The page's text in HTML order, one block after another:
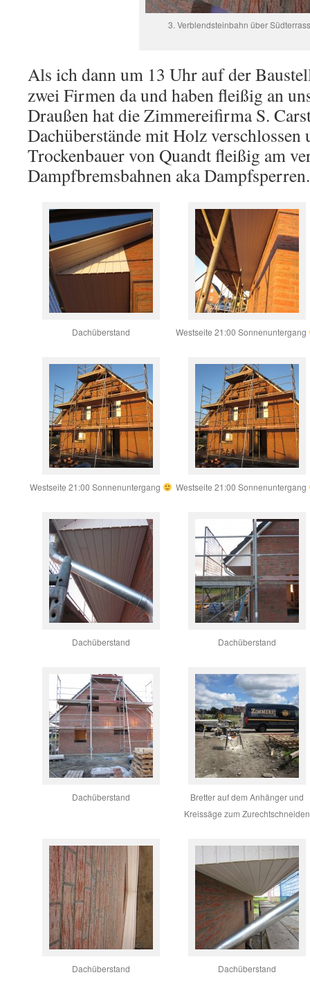
3. Verblendsteinbahn über
Als ich dann um 13 Uhr auf der
zwei Firmen da und haben fleißig an
Draußen hat die Zimmereifirma S.
Dachüberstände mit Holz
Trockenbauer von Quandt fleißig am
Dampfbremsbahnen aka Dampfsperren.
Dachüberstand Westseite 21:00 Sonnenuntergang
Westseite 21:00 Sonnenuntergang Westseite 21:00 Sonnenuntergang
Dachüberstand Dachüberstand
Dachüberstand
Bretter auf dem Anhänger und
Kreissäge zum Zurechtschneiden
Dachüberstand Dachüberstand